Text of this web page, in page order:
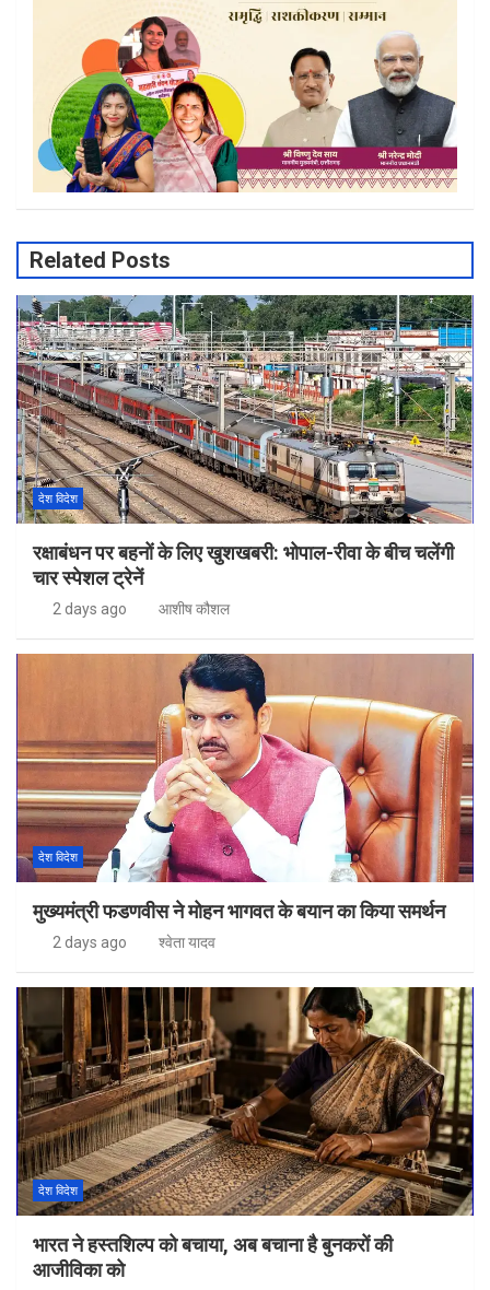
Related Posts
देश विदेश
रक्षाबंधन पर बहनों के लिए खुशखबरी: भोपाल-रीवा के बीच चलेंगी
चार स्पेशल ट्रेनें
2 days ago आशीष कौशल
देश विदेश
मुख्यमंत्री फडणवीस ने मोहन भागवत के बयान का किया समर्थन
2 days ago श्वेता यादव
देश विदेश
भारत ने हस्तशिल्प को बचाया, अब बचाना है बुनकरों की
आजीविका को